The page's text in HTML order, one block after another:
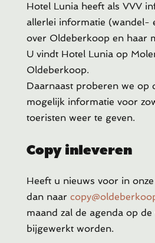
Hotel Lunia heeft als VVV
allerlei informatie (wandel-
over Oldeberkoop en haar
U vindt Hotel Lunia op
Oldeberkoop.
Daarnaast proberen we op
mogelijk informatie voor
toeristen weer te geven.
Copy inleveren
Heeft u nieuws voor in
dan naar
maand zal de agenda op de
bijgewerkt worden.